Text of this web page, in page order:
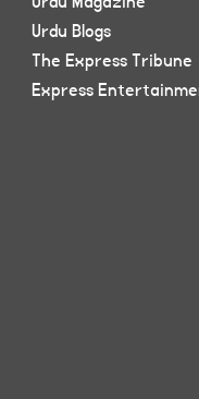
Urdu Blogs
The Express Tribune
Express